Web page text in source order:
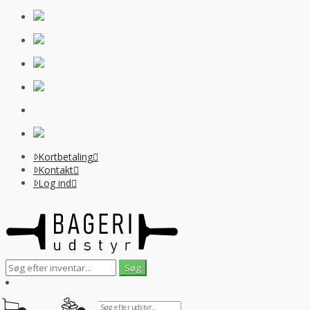
Kortbetaling
Kontakt
Log ind